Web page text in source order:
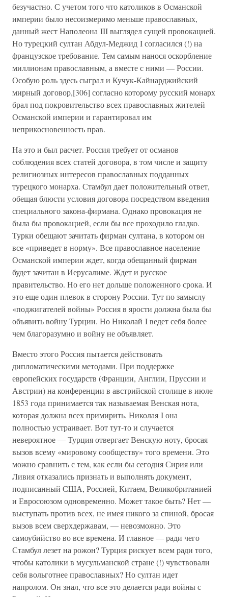
безучастно. С учетом того что католиков в Османской
империи было несоизмеримо меньше православных,
данный жест Наполеона III выглядел сущей провокацией.
Но турецкий султан Абдул-Меджид I согласился (!) на
французское требование. Тем самым нанося оскорбление
миллионам православным, а вместе с ними — России.
Особую роль здесь сыграл и Кучук-Кайнарджийский
мирный договор,[306] согласно которому русский монарх
брал под покровительство всех православных жителей
Османской империи и гарантировал им
неприкосновенность прав.
На это и был расчет. Россия требует от османов
соблюдения всех статей договора, в том числе и защиту
религиозных интересов православных подданных
турецкого монарха. Стамбул дает положительный ответ,
обещая блюсти условия договора посредством введения
специального закона-фирмана. Однако провокация не
была бы провокацией, если бы все проходило гладко.
Турки обещают зачитать фирман султана, в котором он
все «приведет в норму». Все православное население
Османской империи ждет, когда обещанный фирман
будет зачитан в Иерусалиме. Ждет и русское
правительство. Но его нет дольше положенного срока. И
это еще один плевок в сторону России. Тут по замыслу
«поджигателей войны» Россия в ярости должна была бы
объявить войну Турции. Но Николай I ведет себя более
чем благоразумно и войну не объявляет.
Вместо этого Россия пытается действовать
дипломатическими методами. При поддержке
европейских государств (Франции, Англии, Пруссии и
Австрии) на конференции в австрийской столице в июле
1853 года принимается так называемая Венская нота,
которая должна всех примирить. Николая I она
полностью устраивает. Вот тут-то и случается
невероятное — Турция отвергает Венскую ноту, бросая
вызов всему «мировому сообществу» того времени. Это
можно сравнить с тем, как если бы сегодня Сирия или
Ливия отказались признать и выполнять документ,
подписанный США, Россией, Китаем, Великобританией
и Евросоюзом одновременно. Может такое быть? Нет —
выступать против всех, не имея никого за спиной, бросая
вызов всем сверхдержавам, — невозможно. Это
самоубийство во все времена. И главное — ради чего
Стамбул лезет на рожон? Турция рискует всем ради того,
чтобы католики в мусульманской стране (!) чувствовали
себя вольготнее православных? Но султан идет
напролом. Он знал, что все это делается ради войны с